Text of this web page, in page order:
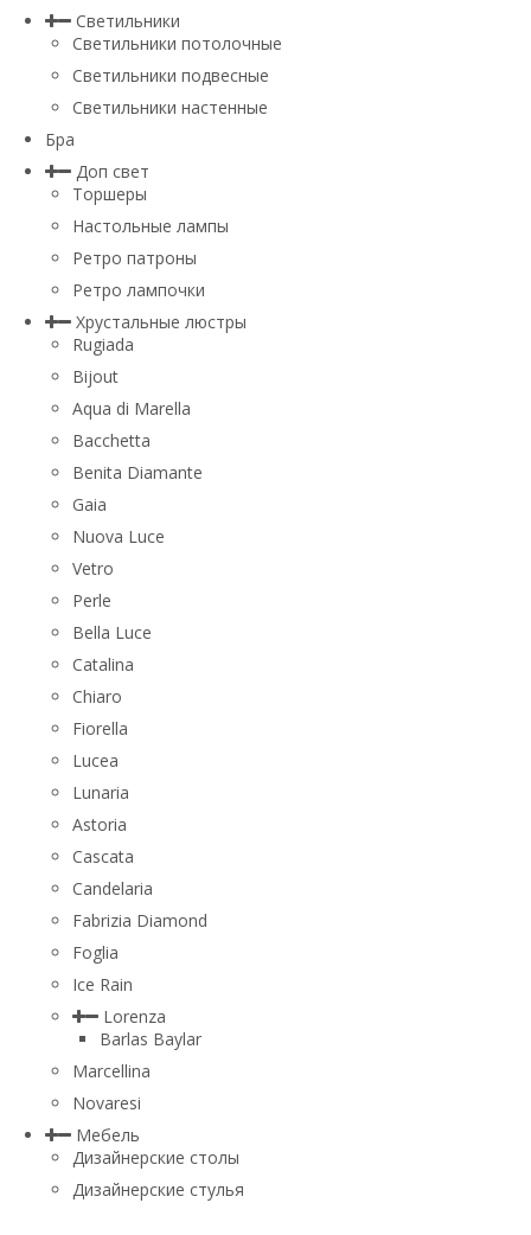
Светильники
Светильники потолочные
Светильники подвесные
Светильники настенные
Бра
Доп свет
Торшеры
Настольные лампы
Ретро патроны
Ретро лампочки
Хрустальные люстры
Rugiada
Bijout
Aqua di Marella
Bacchetta
Benita Diamante
Gaia
Nuova Luce
Vetro
Perle
Bella Luce
Сatalina
Chiaro
Fiorella
Lucea
Lunaria
Astoria
Cascata
Candelaria
Fabrizia Diamond
Foglia
Ice Rain
Lorenza
Barlas Baylar
Marcellina
Novaresi
Мебель
Дизайнерские столы
Дизайнерские стулья